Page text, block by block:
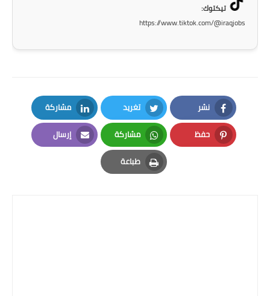
تيكتوك:
https://www.tiktok.com/@iraqjobs
نشر
Facebook
تغريد
Twitter
مشاركة
LinkedIn
حفظ
Pinterest
مشاركة
Whatsapp
إرسال
Email
طباعة
Print